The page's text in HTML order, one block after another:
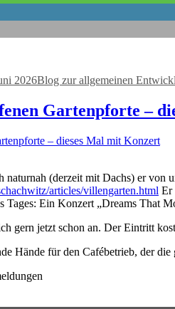
2026Blog zur allgemeinen
Gartenpforte –
naturnah (derzeit mit Dachs) er
articles/villengarten.html Er
Tages: Ein Konzert „Dreams That
gern jetzt schon an. Der Eintritt
Hände für den Cafébetrieb, der